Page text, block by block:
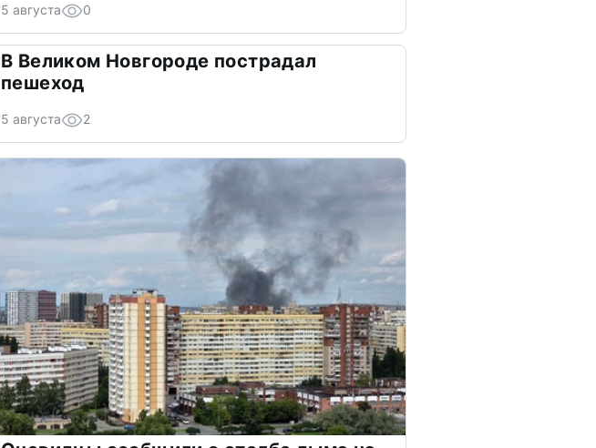
5 августа 0
В Великом Новгороде пострадал
пешеход
5 августа 2